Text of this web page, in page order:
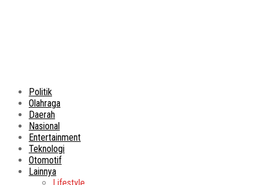
Politik
Olahraga
Daerah
Nasional
Entertainment
Teknologi
Otomotif
Lainnya